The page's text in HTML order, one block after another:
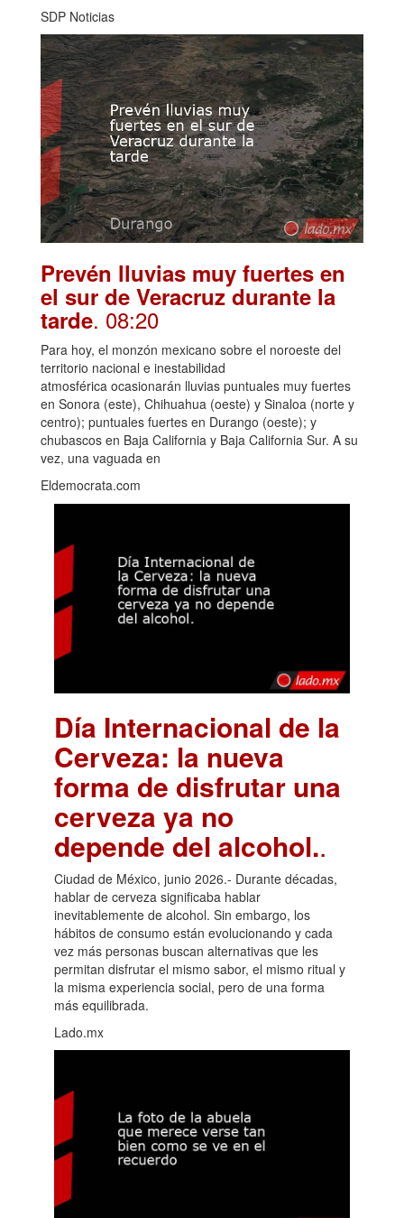
SDP Noticias
Prevén lluvias muy fuertes en
el sur de Veracruz durante la
tarde. 08:20
Para hoy, el monzón mexicano sobre el noroeste del
territorio nacional e inestabilidad
atmosférica ocasionarán lluvias puntuales muy fuertes
en Sonora (este), Chihuahua (oeste) y Sinaloa (norte y
centro); puntuales fuertes en Durango (oeste); y
chubascos en Baja California y Baja California Sur. A su
vez, una vaguada en
Eldemocrata.com
Día Internacional de la
Cerveza: la nueva
forma de disfrutar una
cerveza ya no
depende del alcohol..
Ciudad de México, junio 2026.- Durante décadas,
hablar de cerveza significaba hablar
inevitablemente de alcohol. Sin embargo, los
hábitos de consumo están evolucionando y cada
vez más personas buscan alternativas que les
permitan disfrutar el mismo sabor, el mismo ritual y
la misma experiencia social, pero de una forma
más equilibrada.
Lado.mx